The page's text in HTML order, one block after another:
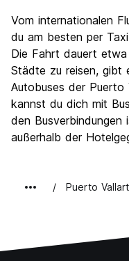
Vom internationalen
du am besten per
Die Fahrt dauert
Städte zu reisen, gibt
Autobuses der
kannst du dich mit
den Busverbindungen
außerhalb der
Puerto